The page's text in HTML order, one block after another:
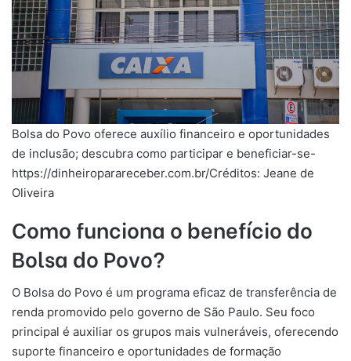
Bolsa do Povo oferece auxílio financeiro e oportunidades
de inclusão; descubra como participar e beneficiar-se-
https://dinheiroparareceber.com.br/Créditos: Jeane de
Oliveira
Como funciona o benefício do
Bolsa do Povo?
O Bolsa do Povo é um programa eficaz de transferência de
renda promovido pelo governo de São Paulo. Seu foco
principal é auxiliar os grupos mais vulneráveis, oferecendo
suporte financeiro e oportunidades de formação